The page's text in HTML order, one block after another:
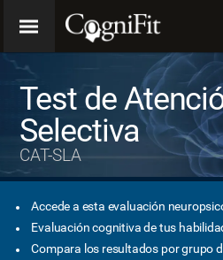
Test de
Selectiva
CAT-SLA
Accede a esta evaluación
Evaluación cognitiva de tus
Compara los resultados por grupo